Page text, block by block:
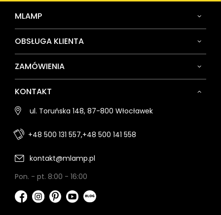
MLAMP
OBSŁUGA KLIENTA
ZAMÓWIENIA
KONTAKT
ul. Toruńska 148, 87-800 Włocławek
+48 500 131 557,+48 500 141 558
kontakt@mlamp.pl
Pon. - pt. 8:00 - 16:00